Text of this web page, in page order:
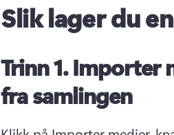
Slik lager du
Trinn 1.Importer
fra samlingen